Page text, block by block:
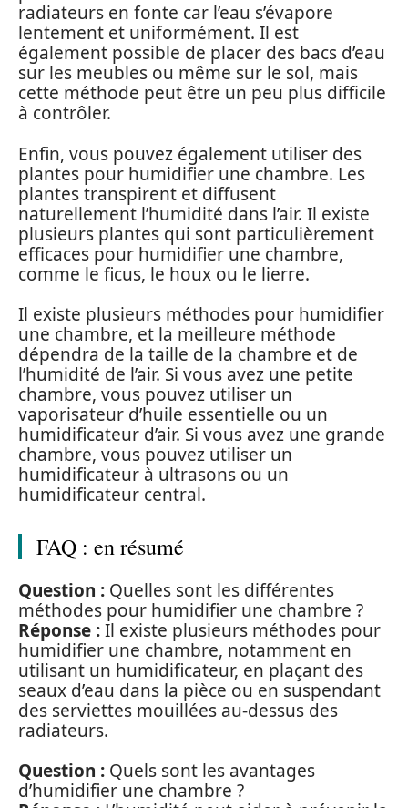
radiateurs en fonte car l’eau s’évapore
lentement et uniformément. Il est
également possible de placer des bacs d’eau
sur les meubles ou même sur le sol, mais
cette méthode peut être un peu plus difficile
à contrôler.
Enfin, vous pouvez également utiliser des
plantes pour humidifier une chambre. Les
plantes transpirent et diffusent
naturellement l’humidité dans l’air. Il existe
plusieurs plantes qui sont particulièrement
efficaces pour humidifier une chambre,
comme le ficus, le houx ou le lierre.
Il existe plusieurs méthodes pour humidifier
une chambre, et la meilleure méthode
dépendra de la taille de la chambre et de
l’humidité de l’air. Si vous avez une petite
chambre, vous pouvez utiliser un
vaporisateur d’huile essentielle ou un
humidificateur d’air. Si vous avez une grande
chambre, vous pouvez utiliser un
humidificateur à ultrasons ou un
humidificateur central.
FAQ : en résumé
Question : Quelles sont les différentes
méthodes pour humidifier une chambre ?
Réponse :Il existe plusieurs méthodes pour
humidifier une chambre, notamment en
utilisant un humidificateur, en plaçant des
seaux d’eau dans la pièce ou en suspendant
des serviettes mouillées au-dessus des
radiateurs.
Question : Quels sont les avantages
d’humidifier une chambre ?